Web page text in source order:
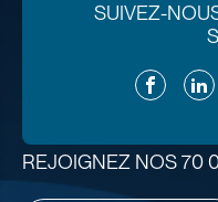
SUIVEZ-
Facebook
REJOIGNEZ NOS 70